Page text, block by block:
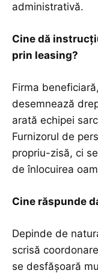
administrativă.
Cine dă
prin leasing?
Firma
desemnează
arată echipei
Furnizorul de
propriu-zisă, ci
de înlocuirea
Cine răspunde
Depinde de
scrisă
se desfășoară